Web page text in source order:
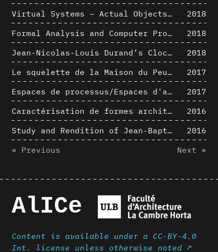
Virtual Systems – Actual Objects: Rendition of Morphosis ' Compositional Principles in the mid 1980s
2018
Formal Analysis and Computer Process - Medley I/II
2018
Jean-Nicolas-Louis Durand’s Clockwork
2018
Le squelette de la Maison du Peuple : hypothèse de restitution 3D
2017
Espaces de processus/Espaces d'analyse. Description graphique de mécanismes géométriques compositionnels et représentationnels. Los Angeles dans les années 1980 : morceaux choisis
2017
Caractérisation de formes architecturales. Une approche expérimentale intégrant complexité et intelligibilité des représentations numériques
2016
Study and Rendition of Jean-Baptiste Hourlier's projection drawings
2016
« Previous
Next »
AlICe
Content is available under a CC-BY-4.0
Int. license unless otherwise noted ↗